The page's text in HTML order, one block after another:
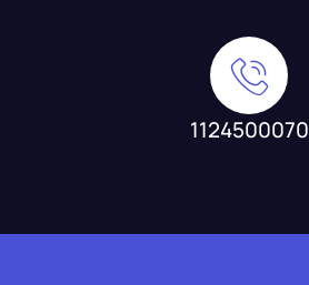
1124500070